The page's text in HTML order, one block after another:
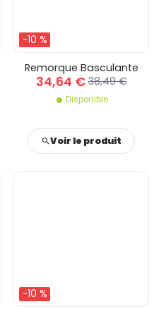
-10 %
Remorque Basculante
34,64 € 38,49 €
Disponible
Voir le produit
-10 %